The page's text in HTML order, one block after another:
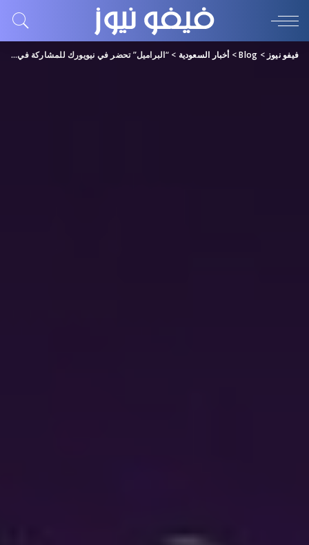
فيفو نيوز >
Blog
> أخبار السعودية >“البراميل” تحضر في نيويورك للمشاركة في روائع الأوركسترا السعودية